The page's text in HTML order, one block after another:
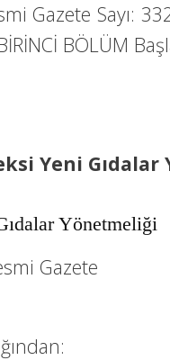
Gazete Sayı:
BÖLÜM
Yeni
Yönetmeliği
Gazete